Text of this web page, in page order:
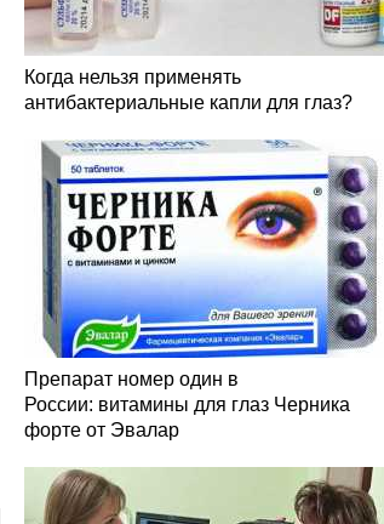
Когда нельзя применять
антибактериальные капли для глаз?
Препарат номер один в
России: витамины для глаз Черника
форте от Эвалар